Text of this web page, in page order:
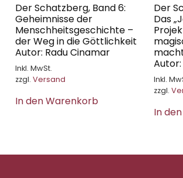
Der Schatzberg, Band 6:
Geheimnisse der
Menschheitsgeschichte –
der Weg in die Göttlichkeit
Autor: Radu Cinamar
Inkl. MwSt.
zzgl. Versand
In den Warenkorb
Der
Das
Inkl.
zzgl.
In